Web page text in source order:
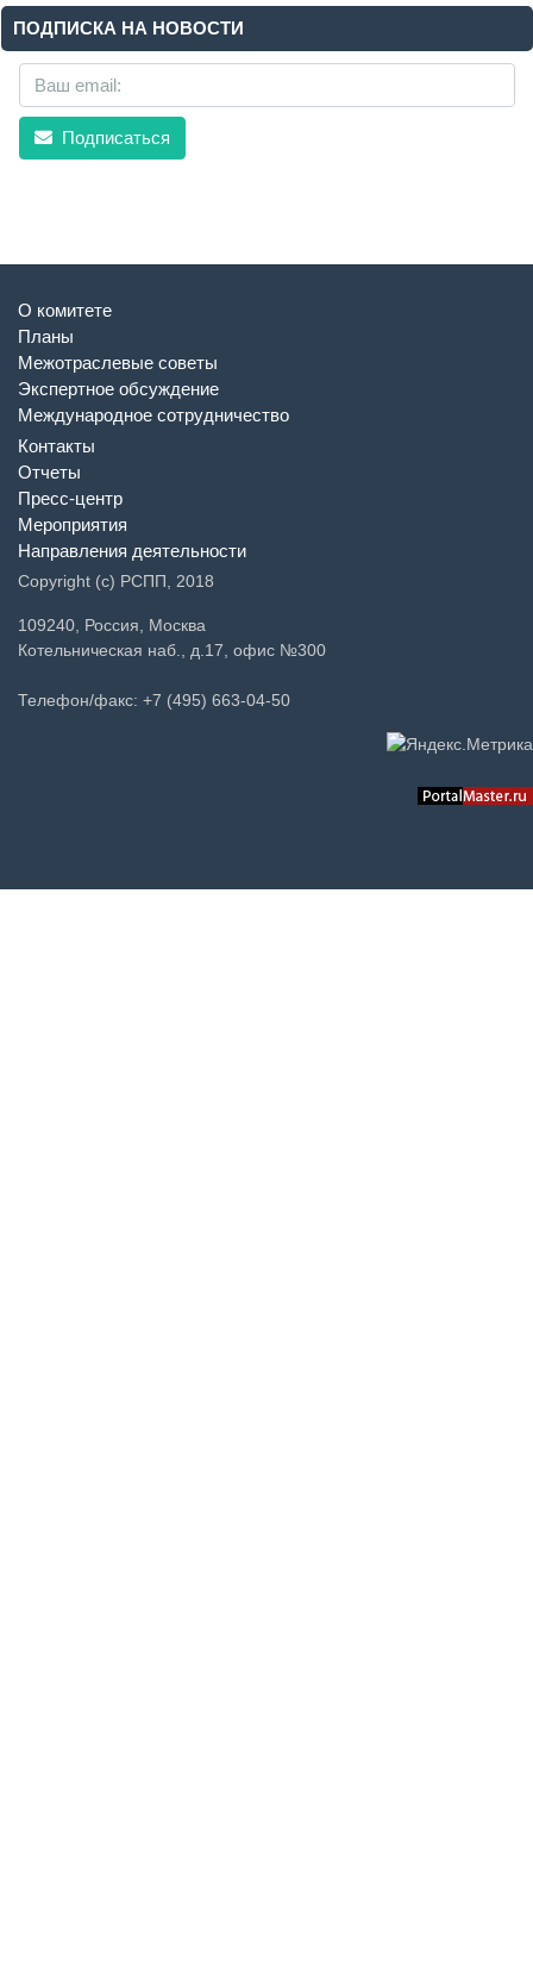
ПОДПИСКА НА НОВОСТИ
Подписаться
О комитете
Планы
Межотраслевые советы
Экспертное обсуждение
Международное сотрудничество
Контакты
Отчеты
Пресс-центр
Мероприятия
Направления деятельности
Copyright (c) РСПП, 2018
109240, Россия, Москва
Котельническая наб., д.17, офис №300
Телефон/факс: +7 (495) 663-04-50